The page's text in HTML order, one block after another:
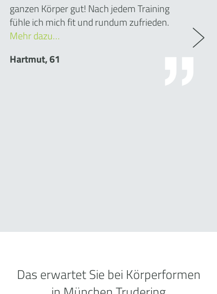
ganzen Körper gut! Nach jedem Training
fühle ich mich fit und rundum zufrieden.
Mehr dazu…
Hartmut, 61
Das erwartet Sie bei Körperformen